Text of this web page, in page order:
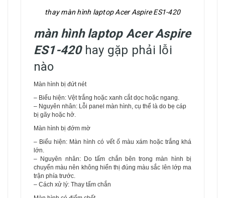
thay màn hình laptop Acer Aspire ES1-420
màn hình laptop Acer Aspire
ES1-420hay gặp phải lỗi
nào
Màn hình bị đứt nét
– Biểu hiện: Vệt trắng hoặc xanh cắt dọc hoặc ngang.
– Nguyên nhân: Lỗi panel màn hình, cụ thể là do bẹ cáp
bị gãy hoặc hở.
Màn hình bị đớm mờ
– Biểu hiện: Màn hình có vết ố màu xám hoặc trắng khá
lớn.
– Nguyên nhân: Do tấm chắn bên trong màn hình bị
chuyển màu nên không hiển thị đúng màu sắc lên lớp ma
trận phía trước.
– Cách xử lý: Thay tấm chắn